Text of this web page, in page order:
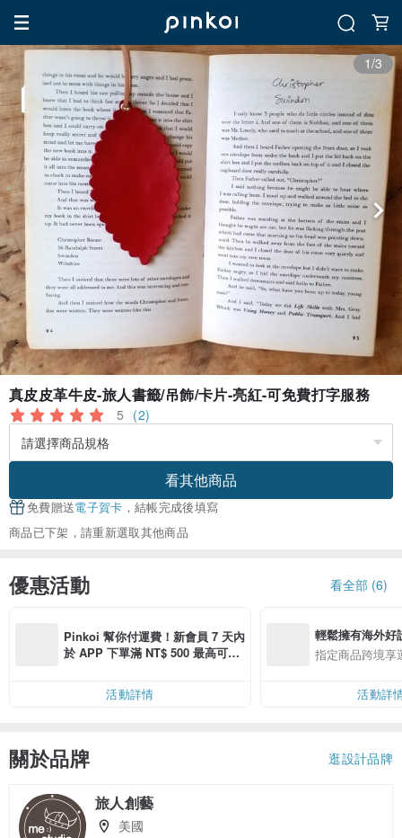
1/3
真皮皮革牛皮-旅人書籤/吊飾/卡片-亮紅-可免費打字服務
5 (2)
看其他商品
免費贈送電子賀卡 ，結帳完成後填寫
商品已下架，請重新選取其他商品
優惠活動 看全部 (6)
Pinkoi 幫你付運費！新會員 7 天內
於 APP 下單滿 NT$ 500 最高可折
活動詳情
輕鬆擁有海外好
指定商品跨境享
活動詳
關於品牌 逛設計品牌
旅人創藝
美國